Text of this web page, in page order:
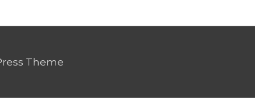
Theme